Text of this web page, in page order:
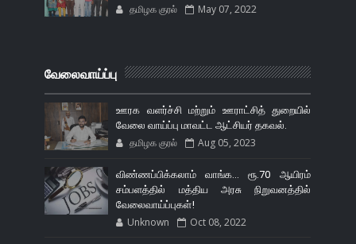
தமிழக குரல் May 07, 2022
வேலைவாய்ப்பு
ஊரக வளர்ச்சி மற்றும் ஊராட்சித் துறையில்
வேலை வாய்ப்பு மாவட்ட ஆட்சியர் தகவல்.
தமிழக குரல் Aug 05, 2023
விண்ணப்பிக்கலாம் வாங்க... ரூ.70 ஆயிரம்
சம்பளத்தில் மத்திய அரசு நிறுவனத்தில்
வேலைவாய்ப்புகள்!
Unknown Oct 08, 2022